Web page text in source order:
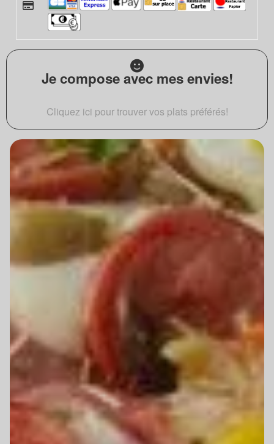
Je compose avec mes envies!
Cliquez ici pour trouver vos plats préférés!